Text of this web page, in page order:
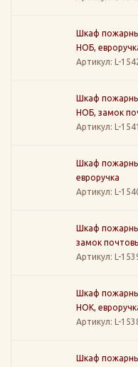
Шкаф
НОБ,
Артикул: L-
Шкаф
НОБ, замок
Артикул: L-1541
Шкаф
евроручка
Артикул: L-
Шкаф
замок
Артикул: L-
Шкаф
НОК,
Артикул: L-
Шкаф